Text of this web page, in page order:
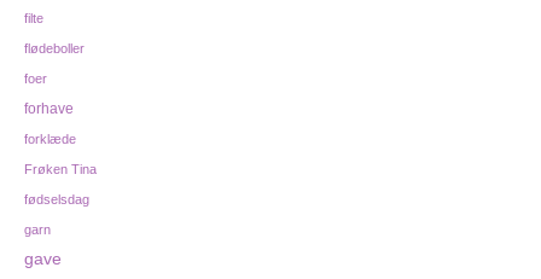
filte
flødeboller
foer
forhave
forklæde
Frøken Tina
fødselsdag
garn
gave